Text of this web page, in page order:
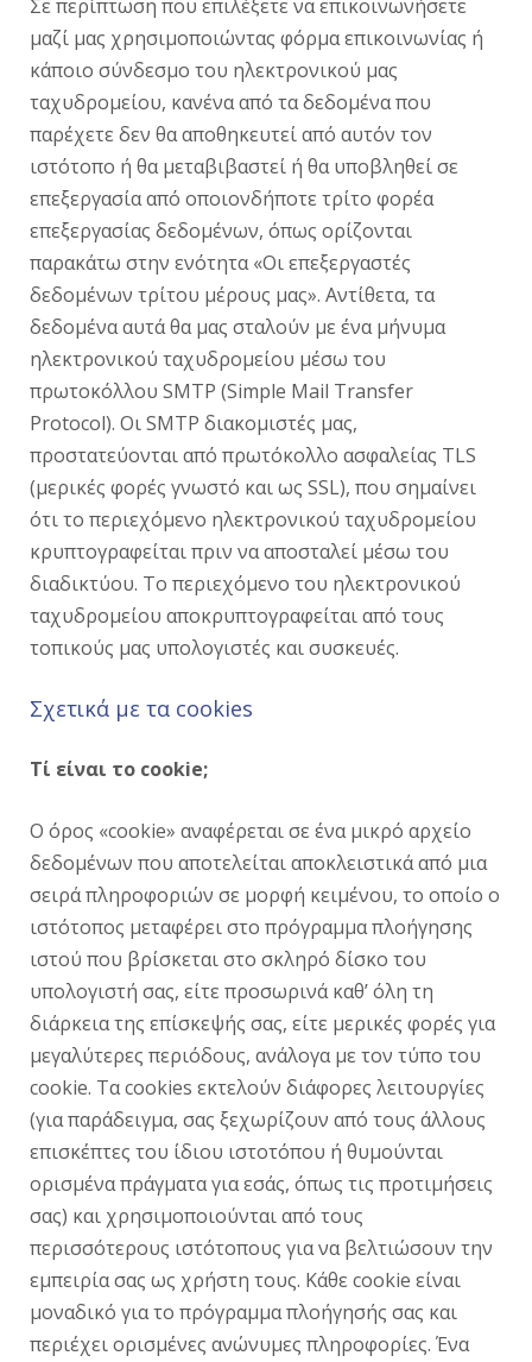
Σε περίπτωση που επιλέξετε να επικοινωνήσετε
μαζί μας χρησιμοποιώντας φόρμα επικοινωνίας ή
κάποιο σύνδεσμο του ηλεκτρονικού μας
ταχυδρομείου, κανένα από τα δεδομένα που
παρέχετε δεν θα αποθηκευτεί από αυτόν τον
ιστότοπο ή θα μεταβιβαστεί ή θα υποβληθεί σε
επεξεργασία από οποιονδήποτε τρίτο φορέα
επεξεργασίας δεδομένων, όπως ορίζονται
παρακάτω στην ενότητα «Οι επεξεργαστές
δεδομένων τρίτου μέρους μας». Αντίθετα, τα
δεδομένα αυτά θα μας σταλούν με ένα μήνυμα
ηλεκτρονικού ταχυδρομείου μέσω του
πρωτοκόλλου SMTP (Simple Mail Transfer
Protocol). Οι SMTP διακομιστές μας,
προστατεύονται από πρωτόκολλο ασφαλείας TLS
(μερικές φορές γνωστό και ως SSL), που σημαίνει
ότι το περιεχόμενο ηλεκτρονικού ταχυδρομείου
κρυπτογραφείται πριν να αποσταλεί μέσω του
διαδικτύου. Το περιεχόμενο του ηλεκτρονικού
ταχυδρομείου αποκρυπτογραφείται από τους
τοπικούς μας υπολογιστές και συσκευές.
Σχετικά με τα cookies
Τί είναι το cookie;
Ο όρος «cookie» αναφέρεται σε ένα μικρό αρχείο
δεδομένων που αποτελείται αποκλειστικά από μια
σειρά πληροφοριών σε μορφή κειμένου, το οποίο ο
ιστότοπος μεταφέρει στο πρόγραμμα πλοήγησης
ιστού που βρίσκεται στο σκληρό δίσκο του
υπολογιστή σας, είτε προσωρινά καθ’ όλη τη
διάρκεια της επίσκεψής σας, είτε μερικές φορές για
μεγαλύτερες περιόδους, ανάλογα με τον τύπο του
cookie. Τα cookies εκτελούν διάφορες λειτουργίες
(για παράδειγμα, σας ξεχωρίζουν από τους άλλους
επισκέπτες του ίδιου ιστοτόπου ή θυμούνται
ορισμένα πράγματα για εσάς, όπως τις προτιμήσεις
σας) και χρησιμοποιούνται από τους
περισσότερους ιστότοπους για να βελτιώσουν την
εμπειρία σας ως χρήστη τους. Κάθε cookie είναι
μοναδικό για το πρόγραμμα πλοήγησής σας και
περιέχει ορισμένες ανώνυμες πληροφορίες. Ένα